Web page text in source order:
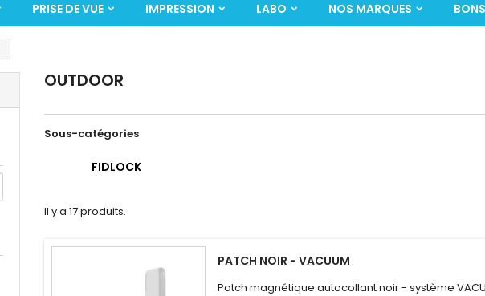
PRISE DE VUE IMPRESSION LABO NOS MARQUES
OUTDOOR
Sous-catégories
FIDLOCK
Il y a 17 produits.
PATCH NOIR - VACUUM
Patch magnétique autocollant noir - système